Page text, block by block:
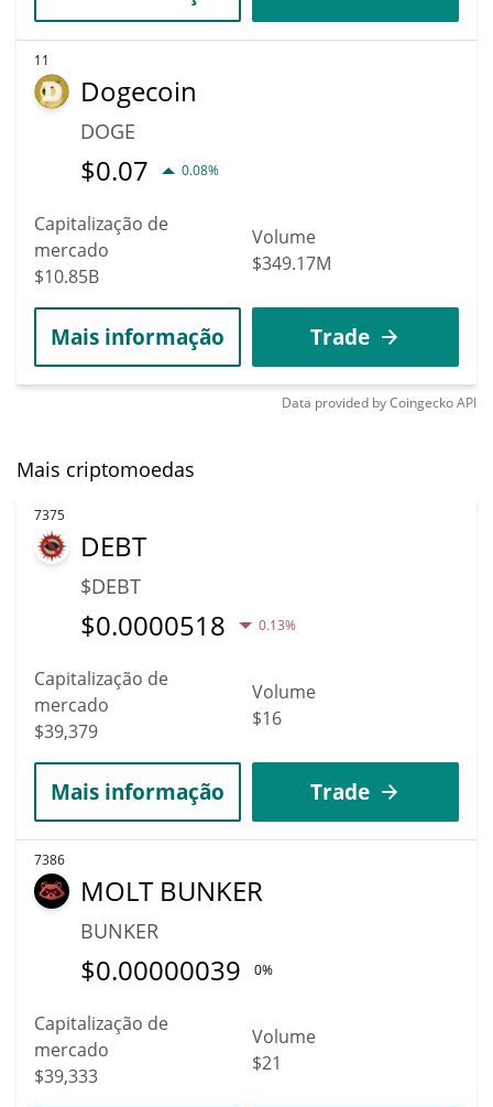
11
Dogecoin
DOGE
$0.07 0.08%
Capitalização de
mercado
$10.85B
Volume
$349.17M
Mais informação Trade
Data provided byCoingeckoAPI
Mais criptomoedas
7375
DEBT
$DEBT
$0.0000518 0.13%
Capitalização de
mercado
$39,379
Volume
$16
Mais informação Trade
7386
MOLT BUNKER
BUNKER
$0.00000039 0%
Capitalização de
mercado
$39,333
Volume
$21